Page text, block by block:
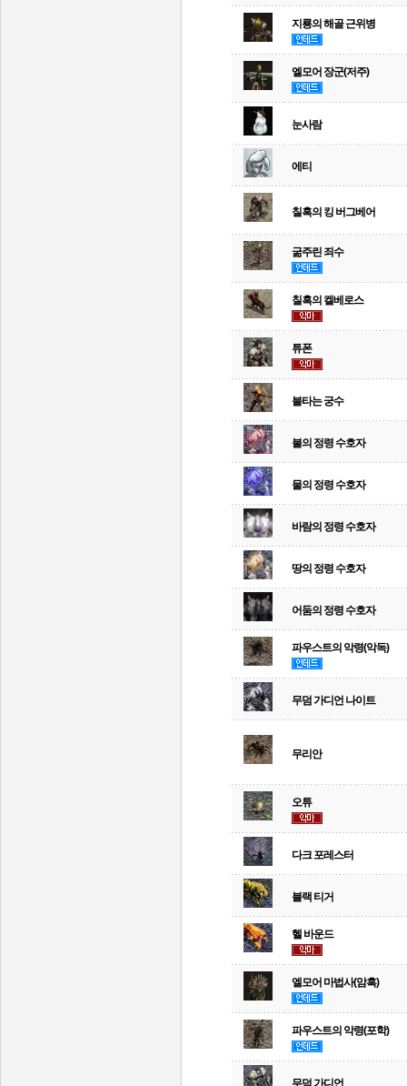
지룡의 해골 근위병
엘모어 장군(저주)
눈사람
에티
칠흑의 킹 버그베어
굶주린 죄수
칠흑의 켈베로스
튜폰
불타는 궁수
불의 정령 수호자
물의 정령 수호자
바람의 정령 수호자
땅의 정령 수호자
어둠의 정령 수호자
파우스트의 악령(악독)
무덤 가디언 나이트
무리안
오튜
다크 포레스터
블랙 티거
헬 바운드
엘모어 마법사(암흑)
파우스트의 악령(포학)
무덤 가디언